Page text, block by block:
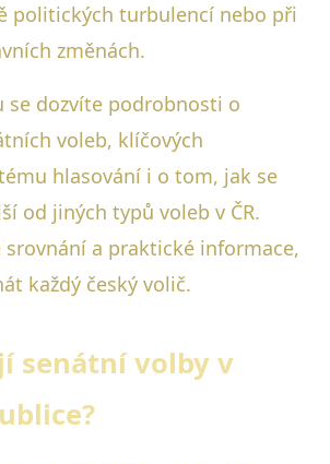
politických turbulencí nebo při
změnách.
se dozvíte podrobnosti o
voleb, klíčových
hlasování i o tom, jak se
od jiných typů voleb v ČR.
srovnání a praktické informace,
každý český volič.
senátní volby v